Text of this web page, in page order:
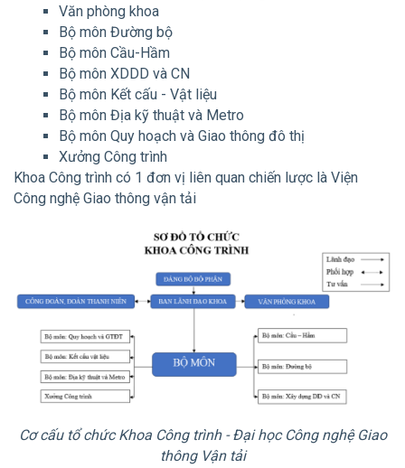
Văn phòng khoa
Bộ môn Đường bộ
Bộ môn Cầu-Hầm
Bộ môn XDDD và CN
Bộ môn Kết cấu - Vật liệu
Bộ môn Địa kỹ thuật và Metro
Bộ môn Quy hoạch và Giao thông đô thị
Xưởng Công trình
Khoa Công trình có 1 đơn vị liên quan chiến lược là Viện
Công nghệ Giao thông vận tải
Cơ cấu tổ chức Khoa Công trình - Đại học Công nghệ Giao
thông Vận tải